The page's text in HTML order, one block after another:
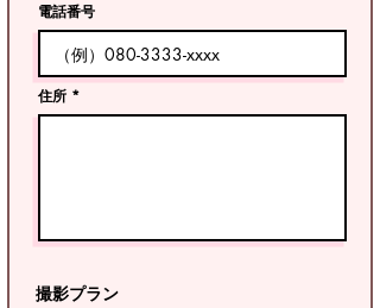
電話番号
住所
撮影プラン